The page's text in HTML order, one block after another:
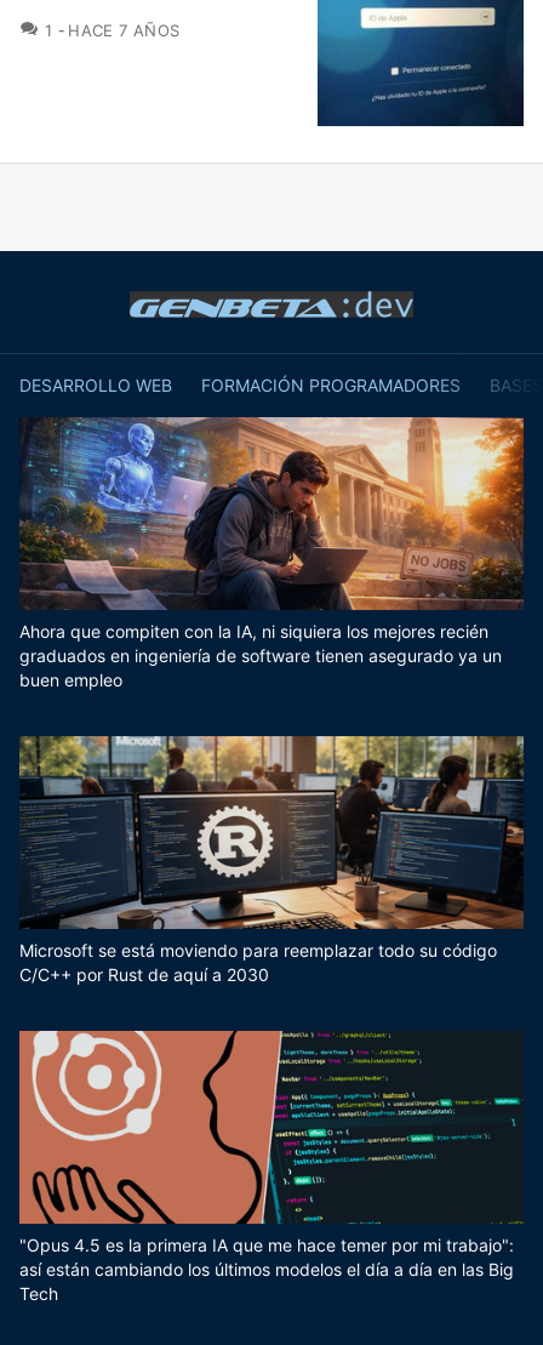
1 COMENTARIOS
HACE 7 AÑOS
DESARROLLO WEB FORMACIÓN PROGRAMADORES
Ahora que compiten con la IA, ni siquiera los mejores recién
graduados en ingeniería de software tienen asegurado ya un
buen empleo
Microsoft se está moviendo para reemplazar todo su código
C/C++ por Rust de aquí a 2030
"Opus 4.5 es la primera IA que me hace temer por mi trabajo":
así están cambiando los últimos modelos el día a día en las Big
Tech